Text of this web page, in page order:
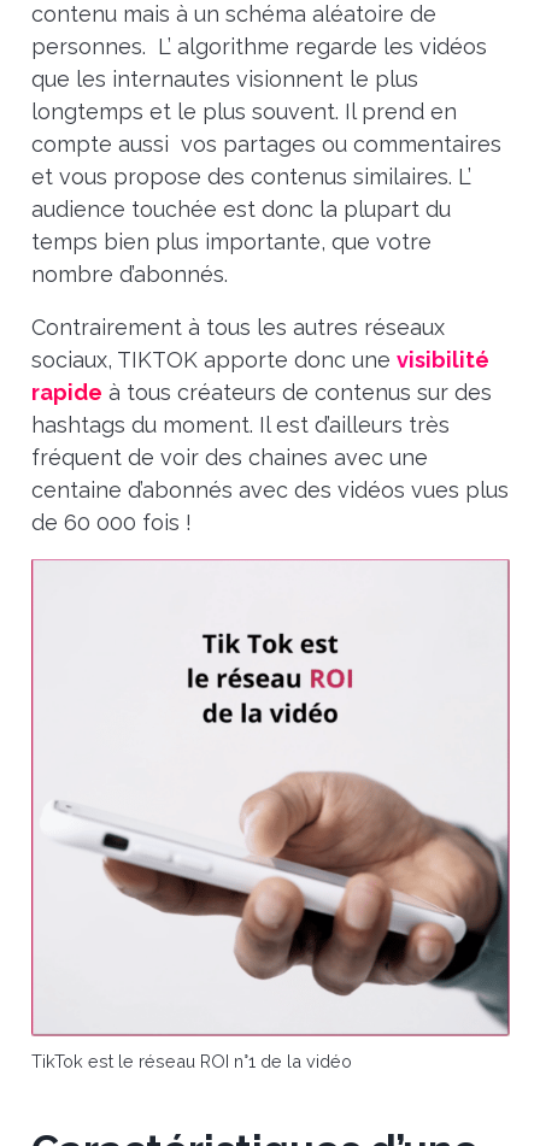
contenu mais à un schéma aléatoire de
personnes. L’ algorithme regarde les vidéos
que les internautes visionnent le plus
longtemps et le plus souvent. Il prend en
compte aussi vos partages ou commentaires
et vous propose des contenus similaires. L’
audience touchée est donc la plupart du
temps bien plus importante, que votre
nombre d’abonnés.
Contrairement à tous les autres réseaux
sociaux, TIKTOK apporte donc une visibilité
rapide à tous créateurs de contenus sur des
hashtags du moment. Il est d’ailleurs très
fréquent de voir des chaines avec une
centaine d’abonnés avec des vidéos vues plus
de 60 000 fois !
TikTok est le réseau ROI n°1 de la vidéo